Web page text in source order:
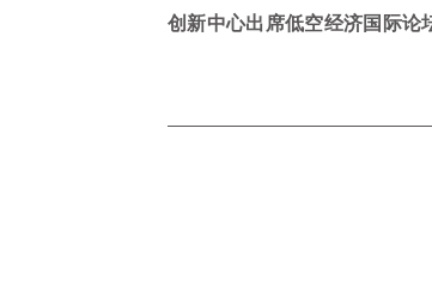
创新中心出席低空经济国际论